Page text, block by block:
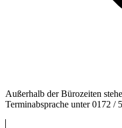
Außerhalb der Bürozeiten
Terminabsprache unter 0172 /